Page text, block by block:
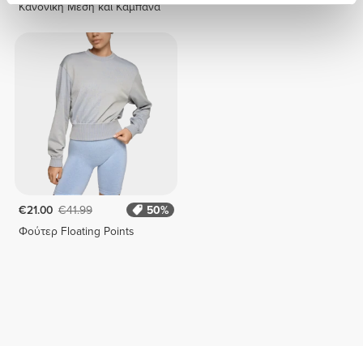
Κανονική Μέση και Καμπάνα
€21.00 €41.99
50%
Φούτερ Floating Points